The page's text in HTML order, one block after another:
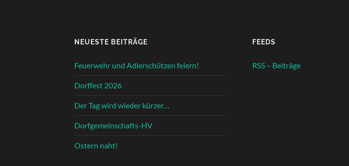
NEUESTE BEITRÄGE
Feuerwehr und Adlerschützen feiern!
Dorffest 2026
Der Tag wird wieder kürzer…
Dorfgemeinschafts-HV
Ostern naht!
FEEDS
RSS – Beiträge